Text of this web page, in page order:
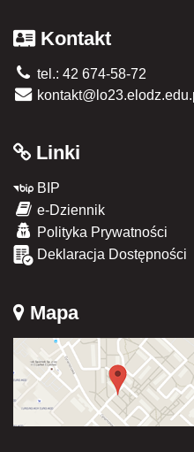
Kontakt
tel.: 42 674-58-72
Linki
BIP
e-Dziennik
Polityka Prywatności
Deklaracja Dostępności
Mapa